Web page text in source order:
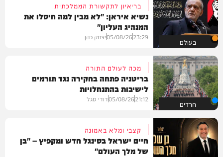
בעולם
בריאיון לתקשורת הממלכתית
נשיא איראן: "לא מבין למה חיסלו את
המנהיג העליון"
23:29
05/08/26יצחק כהן
חרדים
מכה לעולם התורה
בריטניה פתחה בחקירה נגד תורמים
לישיבות בהתנחלויות
21:12
05/08/26דודי סגל
קצבי ומלא באמונה
חיים ישראל בסינגל חדש ומקפיץ – "בן
של מלך העולם"